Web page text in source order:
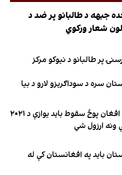
جبهه د طالبانو پر ضد د
شعار ورکوي
پر طالبانو د نیوکو مرکز
سره د سوداګریزو لارو د بیا
پخوانی افغان سرتیری؛د افغان پوځ سقوط باید یوازې د ۲۰۲۱
ونه ارزول شي
بايد په افغانستان کې له